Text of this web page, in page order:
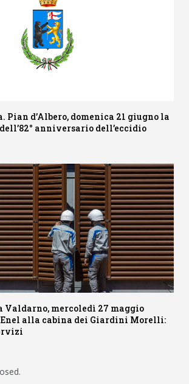
Pian d’Albero, domenica 21 giugno la
anniversario dell’eccidio
mercoledì 27 maggio
alla cabina dei Giardini Morelli: